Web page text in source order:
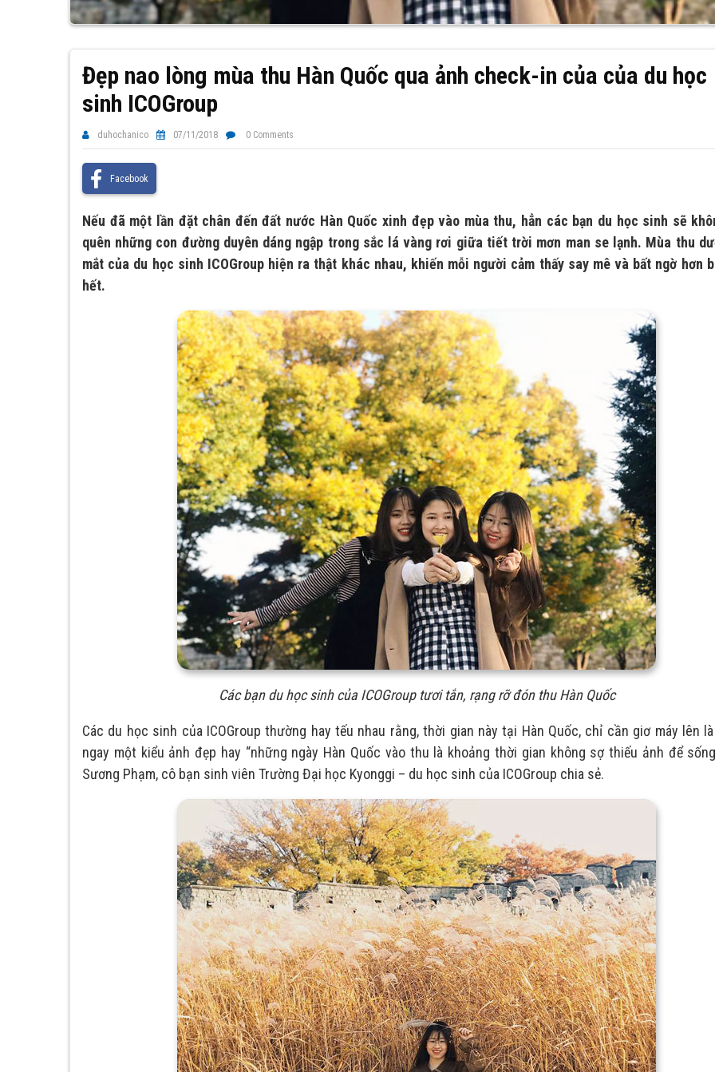
Đẹp nao lòng mùa thu Hàn Quốc qua ảnh check-in của của du học
sinh ICOGroup
duhochanico 07/11/2018 0 Comments
Facebook
Nếu đã một lần đặt chân đến đất nước Hàn Quốc xinh đẹp vào mùa thu, hẳn các bạn du học sinh sẽ
quên những con đường duyên dáng ngập trong sắc lá vàng rơi giữa tiết trời mơn man se lạnh. Mùa thu
mắt của du học sinh ICOGroup hiện ra thật khác nhau, khiến mỗi người cảm thấy say mê và bất ngờ hơn
hết.
Các bạn du học sinh của ICOGroup tươi tắn, rạng rỡ đón thu Hàn Quốc
Các du học sinh của ICOGroup thường hay tếu nhau rằng, thời gian này tại Hàn Quốc, chỉ cần giơ máy lên
ngay một kiểu ảnh đẹp hay “những ngày Hàn Quốc vào thu là khoảng thời gian không sợ thiếu ảnh để
Sương Phạm, cô bạn sinh viên Trường Đại học Kyonggi – du học sinh của ICOGroup chia sẻ.